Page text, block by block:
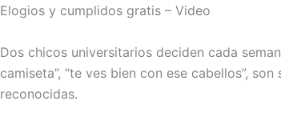
Elogios y cumplidos gratis – Video
Dos chicos universitarios deciden cada
camiseta”, “te ves bien con ese cabellos”,
reconocidas.